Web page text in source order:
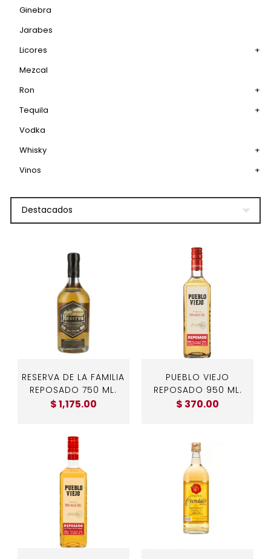
Ginebra
Jarabes
Licores
+
Mezcal
Ron
+
Tequila
+
Vodka
Whisky
+
Vinos
+
Destacados
RESERVA DE LA FAMILIA
REPOSADO 750 ML.
$ 1,175.00
PUEBLO VIEJO
REPOSADO 950 ML.
$ 370.00